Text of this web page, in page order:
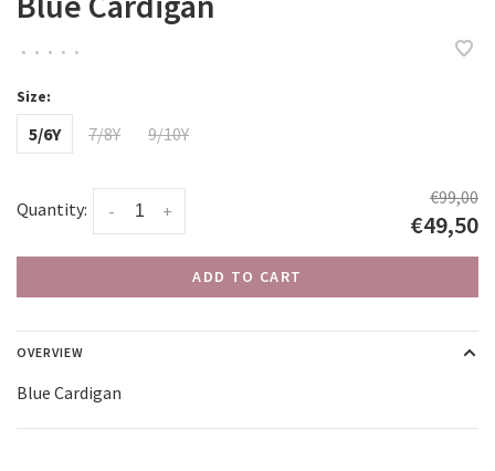
• • • • •
Size:
5/6Y 7/8Y 9/10Y
Quantity: +
-
€99,00
€49,50
ADD TO CART
OVERVIEW
Blue Cardigan